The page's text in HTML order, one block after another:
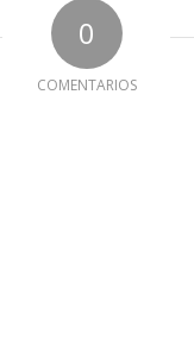
0
COMENTARIOS